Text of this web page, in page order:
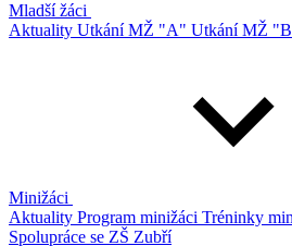
Mladší žáci
Aktuality Utkání MŽ "A" Utkání MŽ
Minižáci
Aktuality Program minižáci Tréninky
Spolupráce se ZŠ Zubří